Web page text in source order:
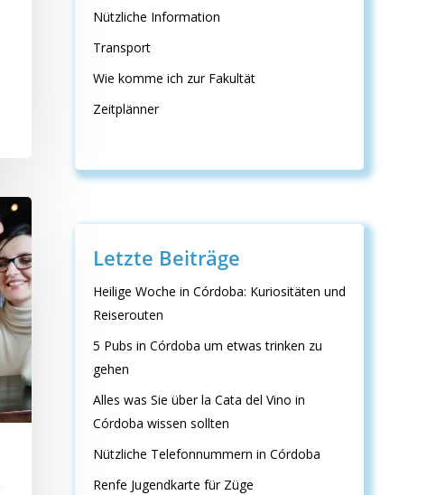
Nützliche Information
Transport
Wie komme ich zur Fakultät
Zeitplänner
Letzte Beiträge
Heilige Woche in Córdoba: Kuriositäten und
Reiserouten
5 Pubs in Córdoba um etwas trinken zu
gehen
Alles was Sie über la Cata del Vino in
Córdoba wissen sollten
Nützliche Telefonnummern in Córdoba
Renfe Jugendkarte für Züge